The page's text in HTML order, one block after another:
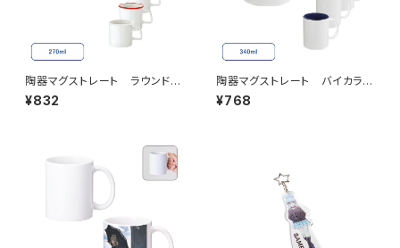
陶器マグストレート ラウンドリ
ップ MG
¥832
陶器マグストレート バイカラー
MG
¥768